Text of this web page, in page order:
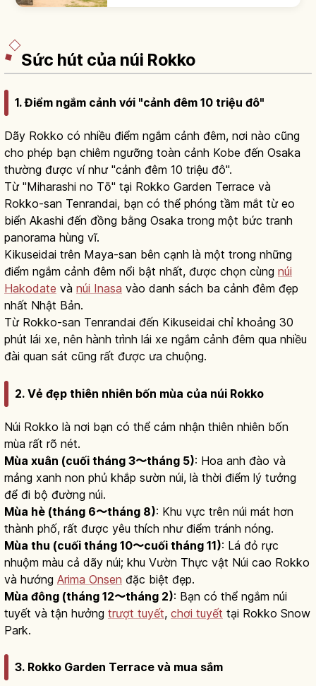
tượng đài BE KOBE (2017), Bảo tàng Hàng hải
Sức hút của núi Rokko
1. Điểm ngắm cảnh với "cảnh đêm 10 triệu đô"
Dãy Rokko có nhiều điểm ngắm cảnh đêm, nơi nào cũng
cho phép bạn chiêm ngưỡng toàn cảnh Kobe đến Osaka
thường được ví như "cảnh đêm 10 triệu đô".
Từ "Miharashi no Tō" tại Rokko Garden Terrace và
Rokko-san Tenrandai, bạn có thể phóng tầm mắt từ eo
biển Akashi đến đồng bằng Osaka trong một bức tranh
panorama hùng vĩ.
Kikuseidai trên Maya-san bên cạnh là một trong những
điểm ngắm cảnh đêm nổi bật nhất, được chọn cùng núi
Hakodate và núi Inasa vào danh sách ba cảnh đêm đẹp
nhất Nhật Bản.
Từ Rokko-san Tenrandai đến Kikuseidai chỉ khoảng 30
phút lái xe, nên hành trình lái xe ngắm cảnh đêm qua nhiều
đài quan sát cũng rất được ưa chuộng.
2. Vẻ đẹp thiên nhiên bốn mùa của núi Rokko
Núi Rokko là nơi bạn có thể cảm nhận thiên nhiên bốn
mùa rất rõ nét.
Mùa xuân (cuối tháng 3〜tháng 5): Hoa anh đào và
mảng xanh non phủ khắp sườn núi, là thời điểm lý tưởng
để đi bộ đường núi.
Mùa hè (tháng 6〜tháng 8): Khu vực trên núi mát hơn
thành phố, rất được yêu thích như điểm tránh nóng.
Mùa thu (cuối tháng 10〜cuối tháng 11): Lá đỏ rực
nhuộm màu cả dãy núi; khu Vườn Thực vật Núi cao Rokko
và hướng Arima Onsen đặc biệt đẹp.
Mùa đông (tháng 12〜tháng 2): Bạn có thể ngắm núi
tuyết và tận hưởng trượt tuyết, chơi tuyết tại Rokko Snow
Park.
3. Rokko Garden Terrace và mua sắm